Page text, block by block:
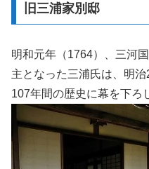
旧三浦家別邸
明和元年（1764）、三河
主となった三浦氏は、明治
107年間の歴史に幕を下ろ